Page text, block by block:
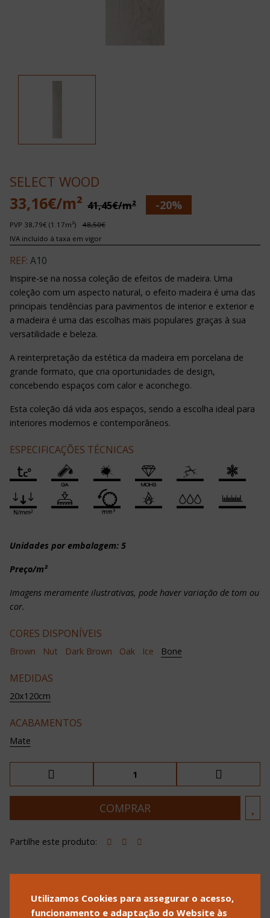
SELECT WOOD
33,16€/m² 41,45€/m² -20%
PVP 38,79€ (1.17m²)
48,50€
IVA incluído à taxa em vigor
REF: A10
Inspire-se na nossa coleção de efeitos de madeira. Uma
coleção com um aspecto natural, o efeito madeira é uma das
principais tendências para pavimentos de interior e exterior e
a madeira é uma das escolhas mais populares graças à sua
versatilidade e beleza.
A reinterpretação da estética da madeira em porcelana de
grande formato, que cria oportunidades de design,
concebendo espaços com calor e aconchego.
Esta coleção dá vida aos espaços, sendo a escolha ideal para
interiores modernos e contemporâneos.
ESPECIFICAÇÕES TÉCNICAS
Unidades por embalagem: 5
Preço/m²
Imagens meramente ilustrativas, pode haver variação de tom ou
cor.
CORES DISPONÍVEIS
Brown Nut Dark Brown Oak Ice Bone
MEDIDAS
20x120cm
ACABAMENTOS
Mate
Partilhe este produto:
POLÍTICA DE PRIVACIDADE
POLÍTICA DE COOKIES
Utilizamos Cookies para assegurar o acesso,
funcionamento e adaptação do Website às